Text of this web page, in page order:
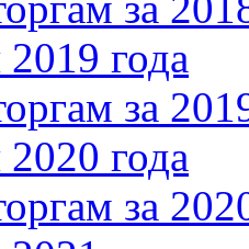
года
за
года
за